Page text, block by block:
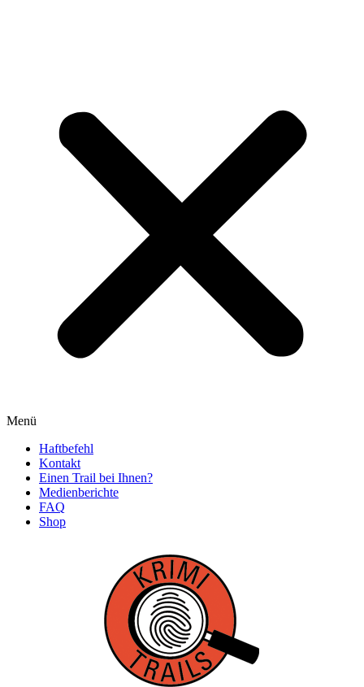
Menü
Haftbefehl
Kontakt
Einen Trail bei Ihnen?
Medienberichte
FAQ
Shop